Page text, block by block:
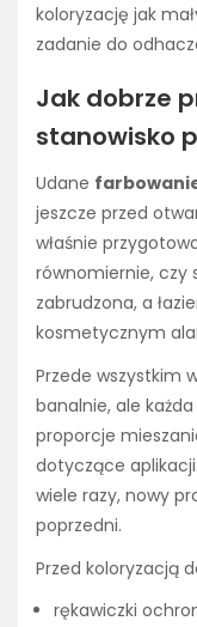
koloryzację jak
zadanie do
Jak dobrze
stanowisko
Udane
jeszcze przed
właśnie
równomiernie, czy
zabrudzona, a
kosmetycznym
Przede wszystkim
banalnie, ale
proporcje
dotyczące
wiele razy, nowy
poprzedni.
Przed koloryzacją
rękawiczki